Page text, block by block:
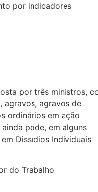
por indicadores
por três ministros,
agravos, agravos de
ordinários em ação
pode, em alguns
Dissídios Individuais
do Trabalho